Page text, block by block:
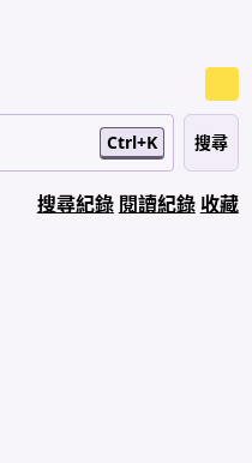
Ctrl+K
搜尋紀錄 閱讀紀錄 收藏